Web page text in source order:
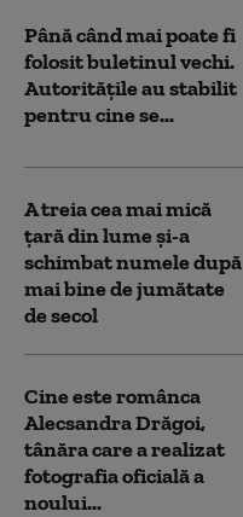
Până când mai poate fi
folosit buletinul vechi.
Autoritățile au stabilit
pentru cine se...
A treia cea mai mică
țară din lume și-a
schimbat numele după
mai bine de jumătate
de secol
Cine este românca
Alecsandra Drăgoi,
tânăra care a realizat
fotografia oficială a
noului...